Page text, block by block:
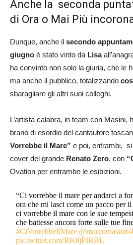
Anche la seconda
di Ora o Mai Più
Dunque, anche il secondo
giugno è stato vinto da Lisa
ha convinto non solo la giuria, che le
ma anche il pubblico, totalizzando
sbaragliare gli altri suoi colleghi.
L’artista calabra, in team con Masini,
brano di esordio del cantautore
Vorrebbe il Mare” e poi, entrambi,
cover del grande Renato Zero, con
Ovation per entrambe le esibizioni.
“Ci vorrebbe il mare per andarci a
ora che mi lasci come un pacco per
ci vorrebbe il mare con le sue
che battesse ancora forte sulle tue
#CiVorrebbeIlMare
pic.twitter.com/RKiljPIRBL